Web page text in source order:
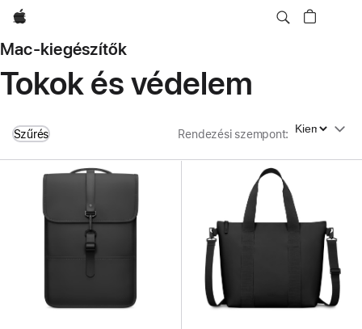
Apple
Mac-kiegészítők
Tokok és védelem
Szűrés Rendezési szempont: Rendezési szempont